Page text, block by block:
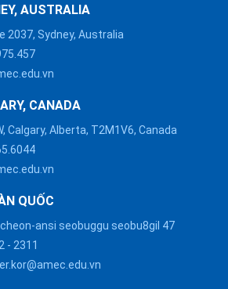
AUSTRALIA
2037, Sydney, Australia
CANADA
Calgary, Alberta, T2M1V6, Canada
QUỐC
ansi seobuggu seobu8gil 47
- 2311
HÀ NỘI :
0914863466